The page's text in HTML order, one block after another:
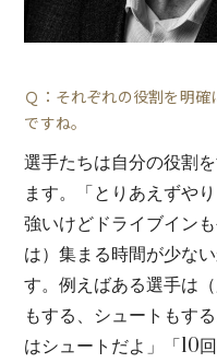
Ｑ：それぞれの役割を明
ですね。
選手たちは自分の役割
ます。「とりあえずや
強いけどドライブイン
は）集まる時間が少な
す。例えばある選手は
もする、シュートもす
はシュートだよ」「10